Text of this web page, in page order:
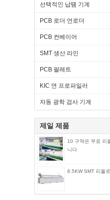
선택적인 납땜 기계
PCB 로더 언로더
PCB 컨베이어
SMT 생산 라인
PCB 팔레트
KIC 연 프로파일러
자동 광학 검사 기계
제일 제품
10 구역은 무료 리
니다
8.5KW SMT 리플